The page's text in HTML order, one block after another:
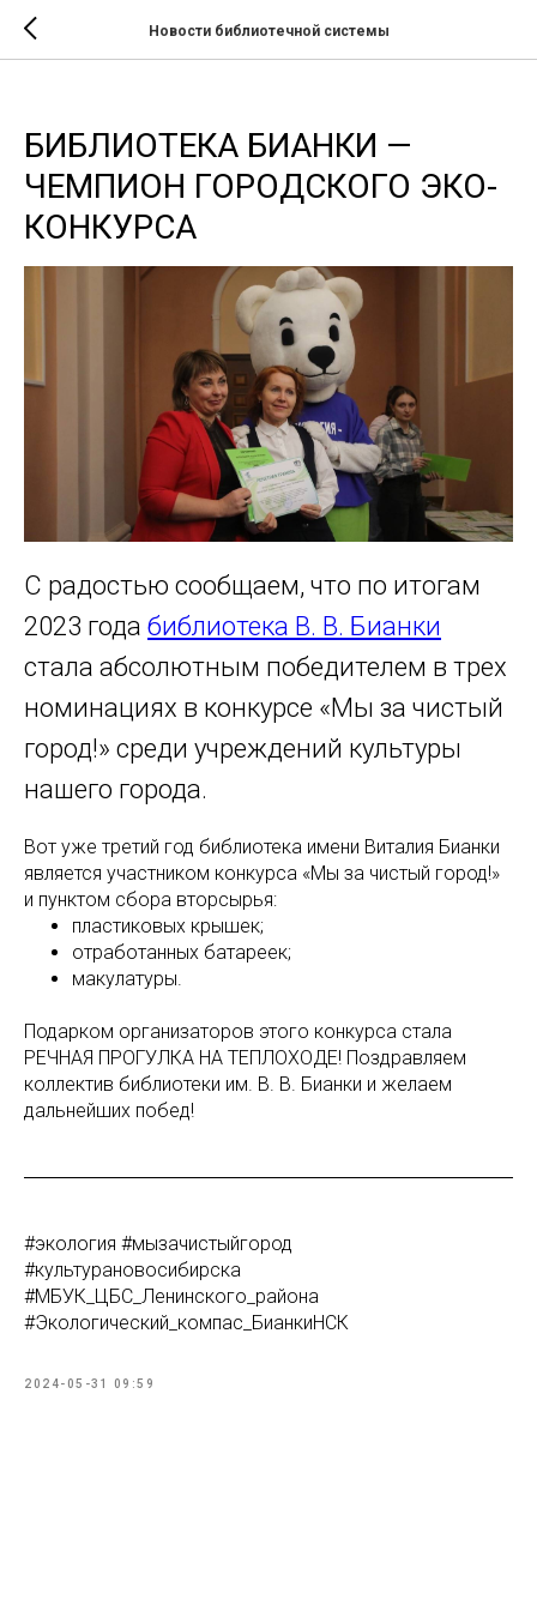
Новости библиотечной системы
БИБЛИОТЕКА БИАНКИ —
ЧЕМПИОН ГОРОДСКОГО ЭКО-
КОНКУРСА
С радостью сообщаем, что по итогам
2023 года библиотека В. В. Бианки
стала абсолютным победителем в трех
номинациях в конкурсе «Мы за чистый
город!» среди учреждений культуры
нашего города.
Вот уже третий год библиотека имени Виталия Бианки
является участником конкурса «Мы за чистый город!»
и пунктом сбора вторсырья:
пластиковых крышек;
отработанных батареек;
макулатуры.
Подарком организаторов этого конкурса стала
РЕЧНАЯ ПРОГУЛКА НА ТЕПЛОХОДЕ! Поздравляем
коллектив библиотеки им. В. В. Бианки и желаем
дальнейших побед!
#экология #мызачистыйгород
#культурановосибирска
#МБУК_ЦБС_Ленинского_района
#Экологический_компас_БианкиНСК
2024-05-31 09:59